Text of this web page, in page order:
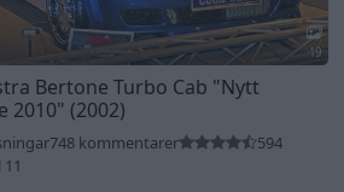
19
Bertone Turbo Cab "Nytt
2010" (2002)
748 kommentarer
594